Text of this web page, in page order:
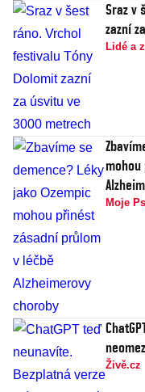
Sraz v
zazní
Lidé a
Moje
Živě.cz